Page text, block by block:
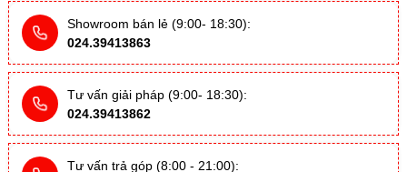
Showroom bán lẻ (9:00- 18:30):
024.39413863
Tư vấn giải pháp (9:00- 18:30):
024.39413862
Tư vấn trả góp (8:00 - 21:00):